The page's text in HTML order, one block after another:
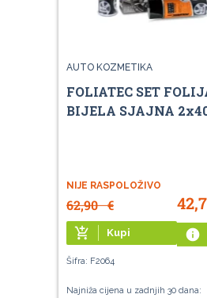
AUTO KOZMETIKA
FOLIATEC SET
BIJELA SJAJNA
NIJE RASPOLOŽIVO
62,90€
add_shopping_cart Kupi info
Šifra: F2064
Najniža cijena u zadnjih 30 dana: